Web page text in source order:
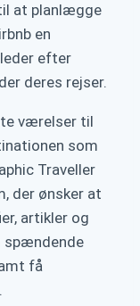
at planlægge
en
efter
deres rejser.
værelser til
som
Traveller
der ønsker at
artikler og
spændende
få